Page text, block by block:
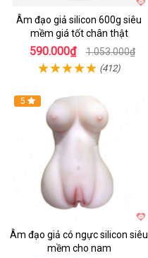
Âm đạo giả silicon 600g siêu
mềm giá tốt chân thật
590.000₫ 1.053.000₫
(412)
5
Âm đạo giả có ngực silicon siêu
mềm cho nam